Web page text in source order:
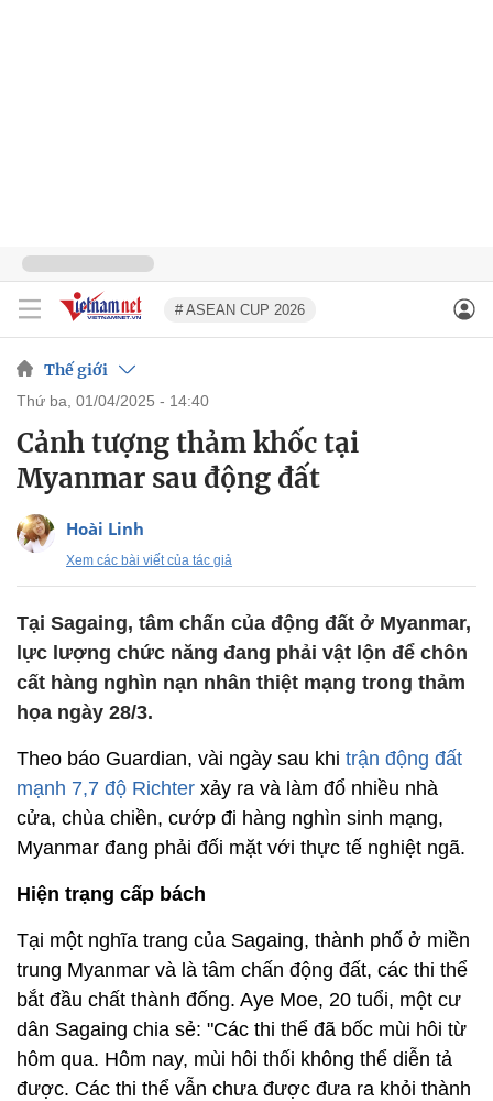
# ASEAN CUP 2026
Thế giới
thứ ba, 01/04/2025 - 14:40
Cảnh tượng thảm khốc tại
Myanmar sau động đất
Hoài Linh
Xem các bài viết của tác giả
Tại Sagaing, tâm chấn của động đất ở Myanmar,
lực lượng chức năng đang phải vật lộn để chôn
cất hàng nghìn nạn nhân thiệt mạng trong thảm
họa ngày 28/3.
Theo báo Guardian, vài ngày sau khi trận động đất
mạnh 7,7 độ Richter xảy ra và làm đổ nhiều nhà
cửa, chùa chiền, cướp đi hàng nghìn sinh mạng,
Myanmar đang phải đối mặt với thực tế nghiệt ngã.
Hiện trạng cấp bách
Tại một nghĩa trang của Sagaing, thành phố ở miền
trung Myanmar và là tâm chấn động đất, các thi thể
bắt đầu chất thành đống. Aye Moe, 20 tuổi, một cư
dân Sagaing chia sẻ: "Các thi thể đã bốc mùi hôi từ
hôm qua. Hôm nay, mùi hôi thối không thể diễn tả
được. Các thi thể vẫn chưa được đưa ra khỏi thành